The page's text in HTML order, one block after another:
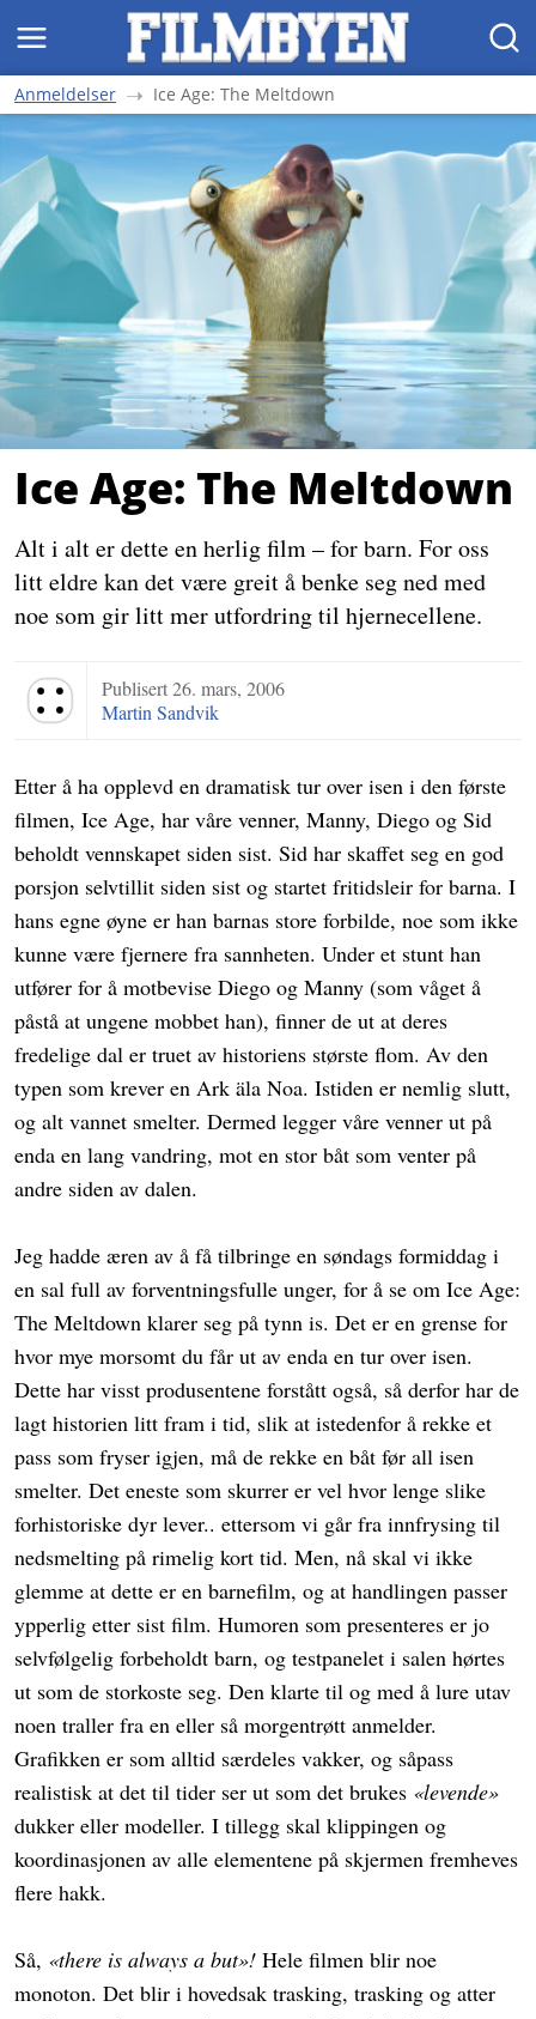
MENY SØK
Anmeldelser Ice Age: The Meltdown
Ice Age: The Meltdown
Alt i alt er dette en herlig film – for barn. For oss
litt eldre kan det være greit å benke seg ned med
noe som gir litt mer utfordring til hjernecellene.
Terningkast 4Publisert26. mars, 2006
Martin Sandvik
Etter å ha opplevd en dramatisk tur over isen i den første
filmen, Ice Age, har våre venner, Manny, Diego og Sid
beholdt vennskapet siden sist. Sid har skaffet seg en god
porsjon selvtillit siden sist og startet fritidsleir for barna. I
hans egne øyne er han barnas store forbilde, noe som ikke
kunne være fjernere fra sannheten. Under et stunt han
utfører for å motbevise Diego og Manny (som våget å
påstå at ungene mobbet han), finner de ut at deres
fredelige dal er truet av historiens største flom. Av den
typen som krever en Ark äla Noa. Istiden er nemlig slutt,
og alt vannet smelter. Dermed legger våre venner ut på
enda en lang vandring, mot en stor båt som venter på
andre siden av dalen.
Jeg hadde æren av å få tilbringe en søndags formiddag i
en sal full av forventningsfulle unger, for å se om Ice Age:
The Meltdown klarer seg på tynn is. Det er en grense for
hvor mye morsomt du får ut av enda en tur over isen.
Dette har visst produsentene forstått også, så derfor har de
lagt historien litt fram i tid, slik at istedenfor å rekke et
pass som fryser igjen, må de rekke en båt før all isen
smelter. Det eneste som skurrer er vel hvor lenge slike
forhistoriske dyr lever.. ettersom vi går fra innfrysing til
nedsmelting på rimelig kort tid. Men, nå skal vi ikke
glemme at dette er en barnefilm, og at handlingen passer
ypperlig etter sist film. Humoren som presenteres er jo
selvfølgelig forbeholdt barn, og testpanelet i salen hørtes
ut som de storkoste seg. Den klarte til og med å lure utav
noen traller fra en eller så morgentrøtt anmelder.
Grafikken er som alltid særdeles vakker, og såpass
realistisk at det til tider ser ut som det brukes «levende»
dukker eller modeller. I tillegg skal klippingen og
koordinasjonen av alle elementene på skjermen fremheves
flere hakk.
Så, «there is always a but»! Hele filmen blir noe
monoton. Det blir i hovedsak trasking, trasking og atter